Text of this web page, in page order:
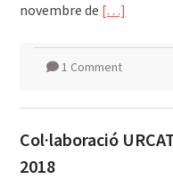
novembre de […]
1 Comment
Col·laboració
2018